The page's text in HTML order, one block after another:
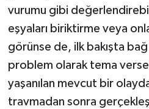
vurumu gibi
eşyaları biriktirme veya
görünse de, ilk bakışta
problem olarak tema verse
yaşanılan mevcut bir
travmadan sonra